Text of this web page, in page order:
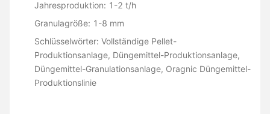
Jahresproduktion: 1-2 t/h
Granulagröße: 1-8 mm
Schlüsselwörter: Vollständige Pellet-
Produktionsanlage, Düngemittel-Produktionsanlage,
Düngemittel-Granulationsanlage, Oragnic Düngemittel-
Produktionslinie